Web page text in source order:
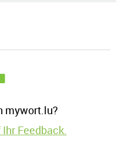
mywort.lu?
Feedback.